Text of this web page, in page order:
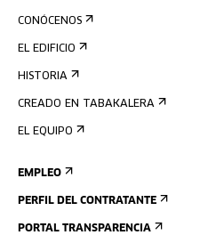
CONÓCENOS
EL EDIFICIO
HISTORIA
CREADO EN TABAKALERA
EL EQUIPO
EMPLEO
PERFIL DEL CONTRATANTE
PORTAL TRANSPARENCIA